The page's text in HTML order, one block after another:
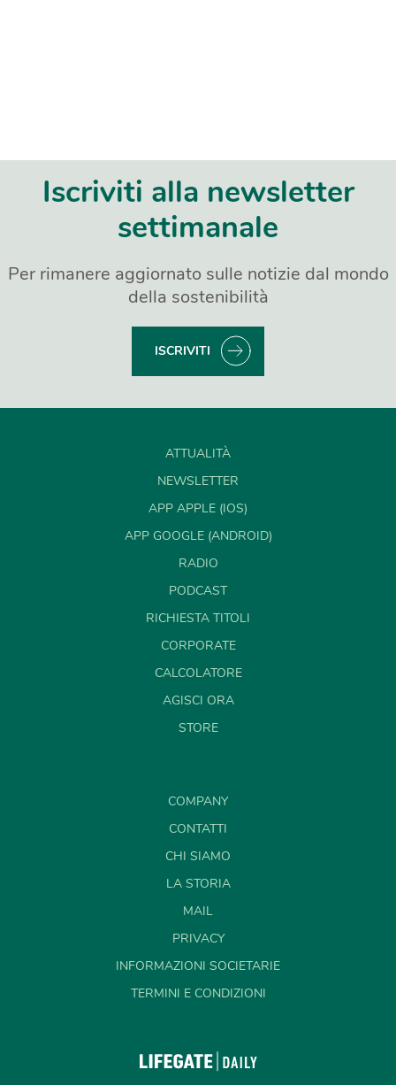
Iscriviti alla newsletter
settimanale
Per rimanere aggiornato sulle notizie dal mondo
della sostenibilità
ISCRIVITI
ATTUALITÀ
NEWSLETTER
APP APPLE (IOS)
APP GOOGLE (ANDROID)
RADIO
PODCAST
RICHIESTA TITOLI
CORPORATE
CALCOLATORE
AGISCI ORA
STORE
COMPANY
CONTATTI
CHI SIAMO
LA STORIA
MAIL
PRIVACY
INFORMAZIONI SOCIETARIE
TERMINI E CONDIZIONI